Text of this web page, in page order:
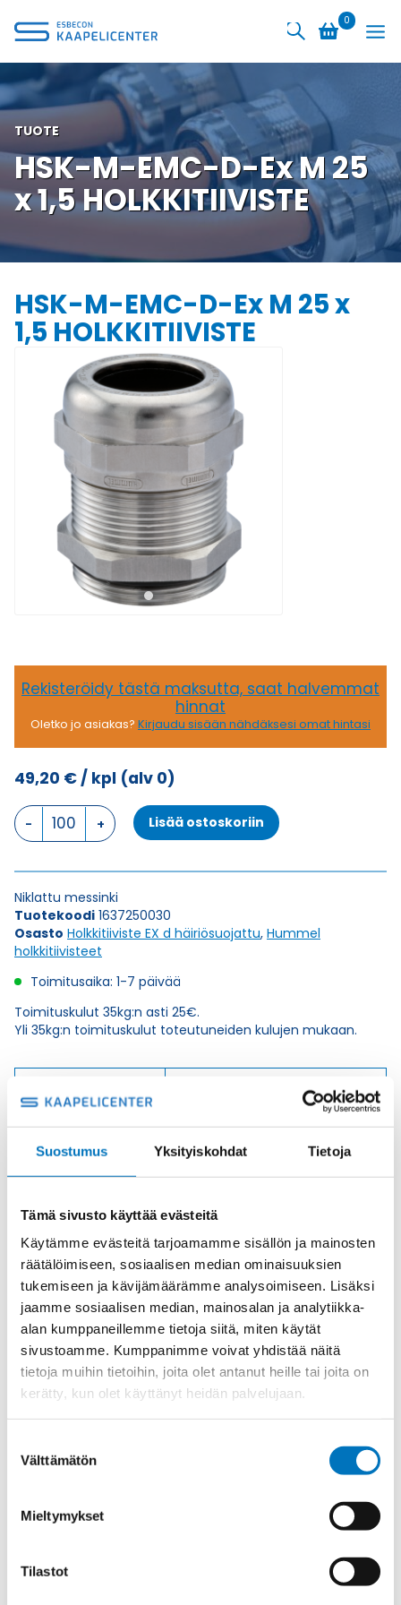
Suostumus Yksityiskohdat Tietoja
Tämä sivusto käyttää evästeitä
Käytämme evästeitä tarjoamamme sisällön ja mainosten
räätälöimiseen, sosiaalisen median ominaisuuksien
tukemiseen ja kävijämäärämme analysoimiseen. Lisäksi
jaamme sosiaalisen median, mainosalan ja analytiikka-
alan kumppaneillemme tietoja siitä, miten käytät
sivustoamme. Kumppanimme voivat yhdistää näitä
tietoja muihin tietoihin, joita olet antanut heille tai joita on
kerätty, kun olet käyttänyt heidän palvelujaan.
valinta
Välttämätön
Mieltymykset
Tilastot
sisältöön
0
TUOTE
HSK-M-EMC-D-Ex M 25
x 1,5 HOLKKITIIVISTE
HSK-M-EMC-D-Ex M 25 x
1,5 HOLKKITIIVISTE
Rekisteröidy tästä maksutta, saat halvemmat
hinnat
Oletko jo asiakas? Kirjaudu sisään nähdäksesi omat hintasi
49,20 €/ kpl (alv 0)
HSK-
M-
D-
M
25
x
1,5
HOLKKITIIVISTE
Lisää ostoskoriin
Niklattu messinki
Tuotekoodi 1637250030
Osasto Holkkitiiviste EX d häiriösuojattu, Hummel
holkkitiivisteet
Toimitusaika: 1-7 päivää
Toimituskulut 35kg:n asti 25€.
Yli 35kg:n toimituskulut toteutuneiden kulujen mukaan.
Korkeus H
38
Kierteen Pituus Gl
Tuotenimi/Malli
Kierre
Metr.-pitkä
Ulkokierre Ag
M 25 x 1,5
Normen
Min [C]
Max [C]
95
Kotelointiluokka
IP 68 – 10 bar;IP 69 K
30
Ex-suojaus Taso
II 1D Ex ta IIIC Da;II 2G Ex eb IIC Gb
Setrifikaatti Logot
CE;IECEx;EAC;ATEX;DNV-
GL;INMETRO